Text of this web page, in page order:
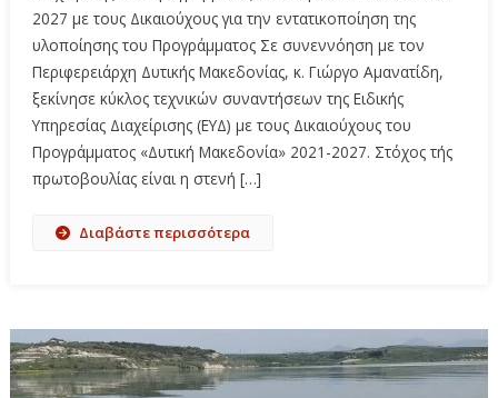
2027 με τους Δικαιούχους για την εντατικοποίηση της
υλοποίησης του Προγράμματος Σε συνεννόηση με τον
Περιφερειάρχη Δυτικής Μακεδονίας, κ. Γιώργο Αμανατίδη,
ξεκίνησε κύκλος τεχνικών συναντήσεων της Ειδικής
Υπηρεσίας Διαχείρισης (ΕΥΔ) με τους Δικαιούχους του
Προγράμματος «Δυτική Μακεδονία» 2021-2027. Στόχος τής
πρωτοβουλίας είναι η στενή […]
Διαβάστε περισσότερα